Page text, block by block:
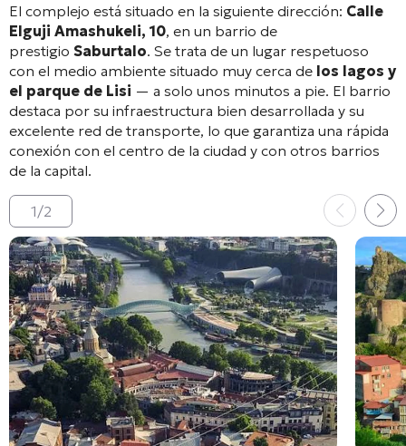
El complejo está situado en la siguiente dirección: Calle
Elguji Amashukeli, 10, en un barrio de
prestigio Saburtalo. Se trata de un lugar respetuoso
con el medio ambiente situado muy cerca de los lagos y
el parque de Lisi — a solo unos minutos a pie. El barrio
destaca por su infraestructura bien desarrollada y su
excelente red de transporte, lo que garantiza una rápida
conexión con el centro de la ciudad y con otros barrios
de la capital.
1/2